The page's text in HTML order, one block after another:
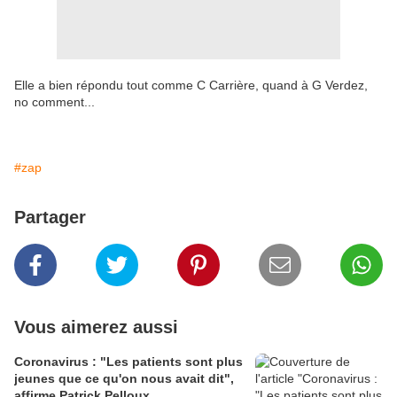
Elle a bien répondu tout comme C Carrière, quand à G Verdez,
no comment...
#zap
Partager
Vous aimerez aussi
Coronavirus : "Les patients sont plus
jeunes que ce qu'on nous avait dit",